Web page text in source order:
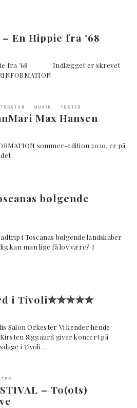
En Hippie fra ’68
fra ’68 Indlægget er skrevet
MUSIK TEATER
Max Hansen
sommer-edition 2020, er på
bølgende
i Toscanas bølgende landskaber
kan man lige få lov være? I
i Tivoli✮✮✮✮✮
Salon Orkester Vi kender hende
Siggaard giver koncert på
i Tivoli …
– To(ots)